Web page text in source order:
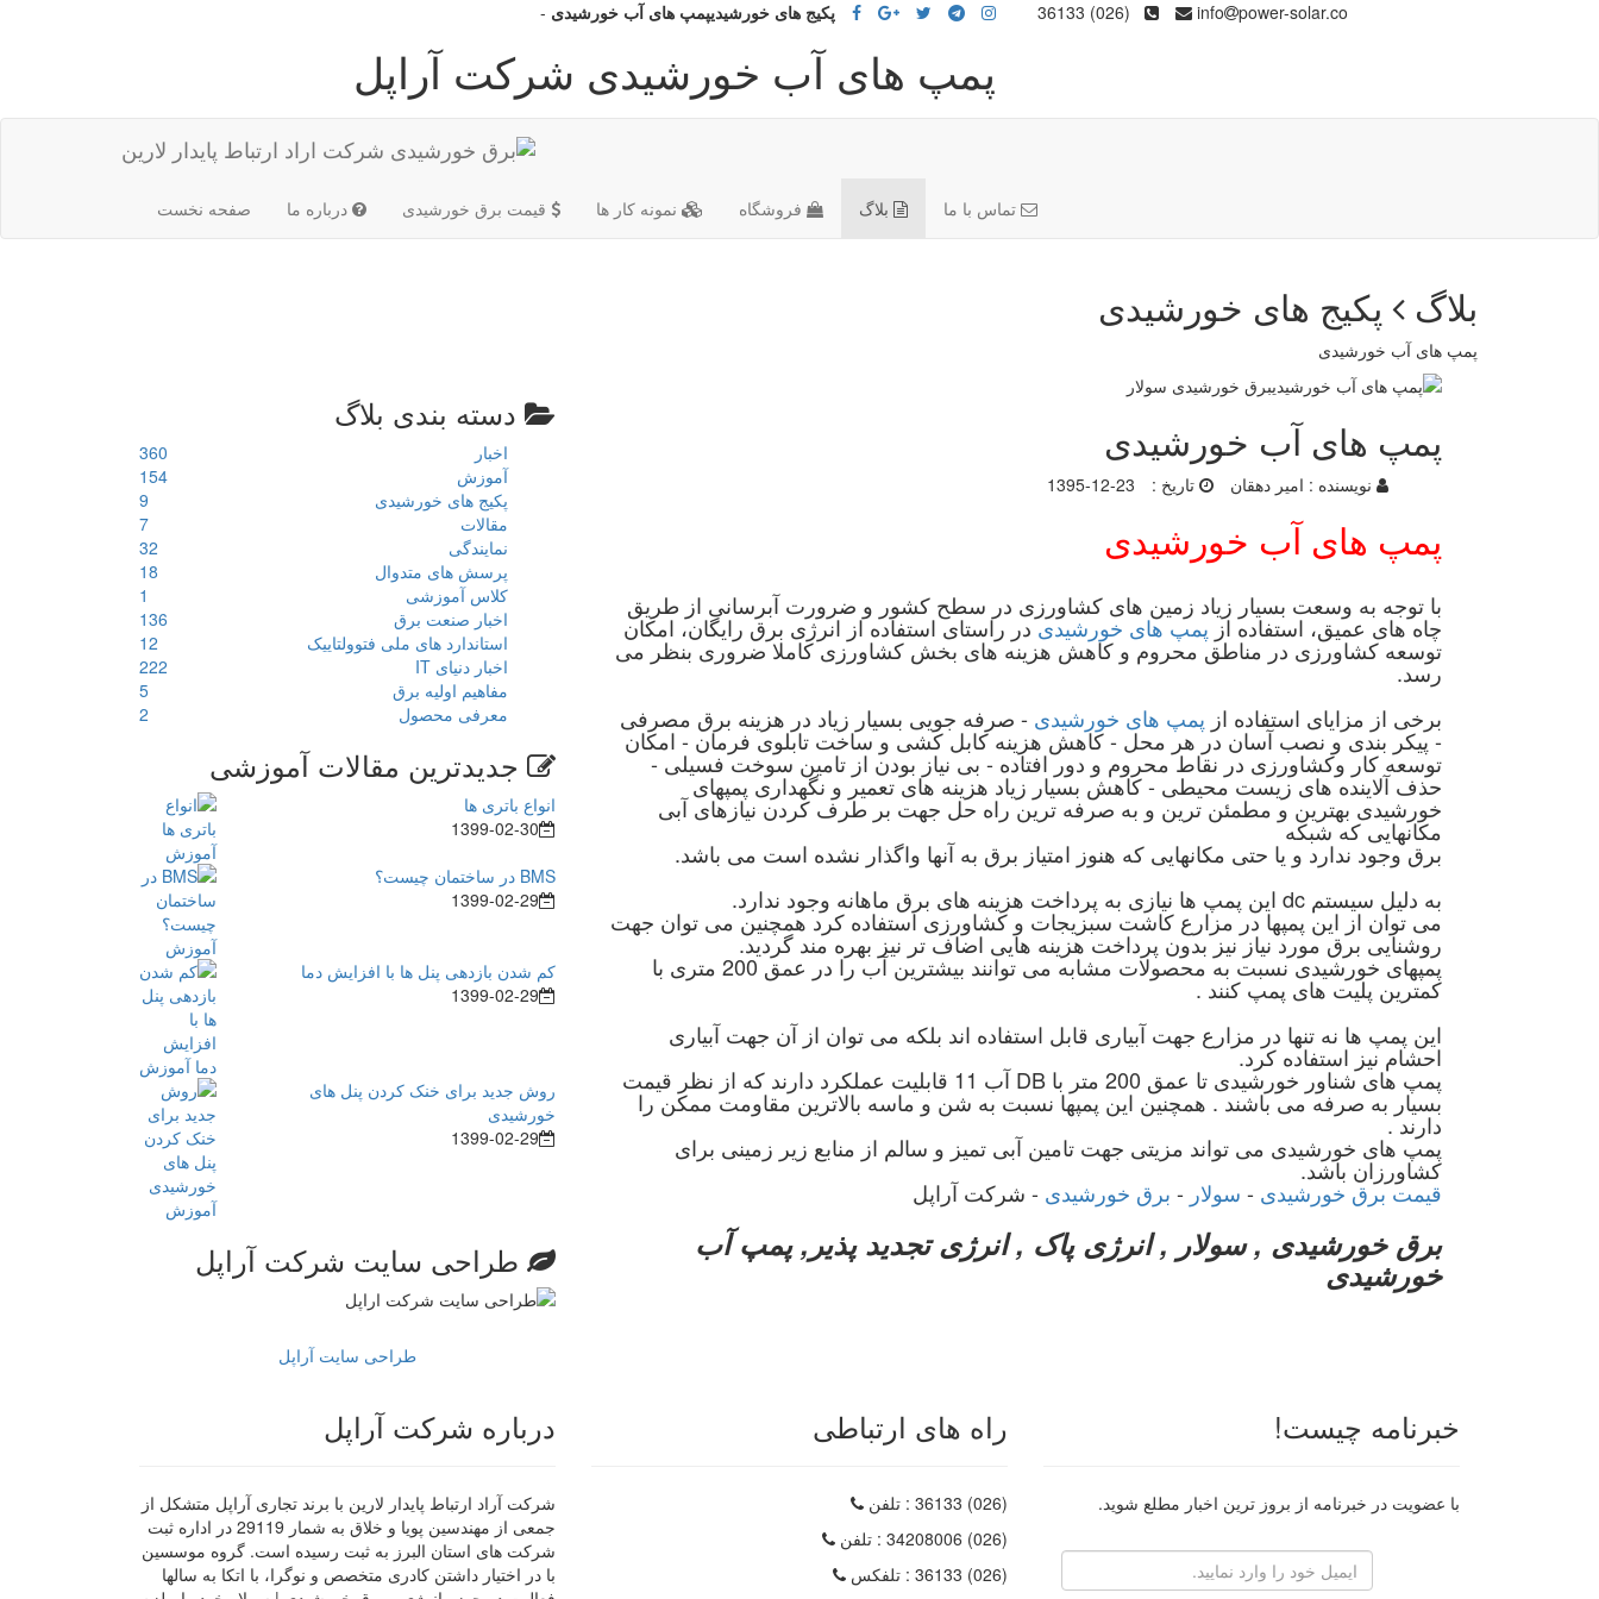
پکیج های خورشیدیپمپ های آب خورشیدی -
پمپ های آب خورشیدی شرکت آراپل
info power-solar.co
(026) 36133
صفحه نخست درباره ما قیمت برق خورشیدی نمونه کار ها فروشگاه بلاگ تماس با ما
بلاگ پکیج های خورشیدی
پمپ های آب خورشیدی
دسته بندی بلاگ
اخبار
360
آموزش
154
پکیج های خورشیدی
9
مقالات
7
نمایندگی
32
پرسش های متدوال
18
کلاس آموزشی
1
اخبار صنعت برق
136
استاندارد های ملی فتوولتاییک
12
اخبار دنیای IT
222
مفاهیم اولیه برق
5
معرفی محصول
2
جدیدترین مقالات آموزشی
انواع باتری ها
1399-02-30
BMS در ساختمان چیست؟
1399-02-29
کم شدن بازدهی پنل ها با افزایش دما
1399-02-29
روش جدید برای خنک کردن پنل های
خورشیدی
1399-02-29
طراحی سایت شرکت آراپل
طراحی سایت آراپل
پمپ های آب خورشیدی
نویسنده : امیر دهقان تاریخ : 1395-12-23
پمپ های آب خورشیدی
با توجه به وسعت بسیار زیاد زمین های کشاورزی در سطح کشور و ضرورت آبرسانی از طریق
چاه های عمیق، استفاده از پمپ های خورشیدیدر راستای استفاده از انرژی برق رایگان، امکان
توسعه کشاورزی در مناطق محروم و کاهش هزینه های بخش کشاورزی کاملا ضروری بنظر می
رسد.
برخی از مزایای استفاده از پمپ های خورشیدی - صرفه جویی بسیار زیاد در هزینه برق مصرفی
- پیکر بندی و نصب آسان در هر محل - کاهش هزینه کابل کشی و ساخت تابلوی فرمان - امکان
توسعه کار وکشاورزی در نقاط محروم و دور افتاده - بی نیاز بودن از تامین سوخت فسیلی -
حذف آلاینده های زیست محیطی - کاهش بسیار زیاد هزینه های تعمیر و نگهداری پمپهای
خورشیدی بهترین و مطمئن ترین و به صرفه ترین راه حل جهت بر طرف کردن نیازهای آبی
مکانهایی که شبکه
برق وجود ندارد و یا حتی مکانهایی که هنوز امتیاز برق به آنها واگذار نشده است می باشد.
به دلیل سیستم dc این پمپ ها نیازی به پرداخت هزینه های برق ماهانه وجود ندارد.
می توان از این پمپها در مزارع کاشت سبزیجات و کشاورزی استفاده کرد همچنین می توان جهت
روشنایی برق مورد نیاز نیز بدون پرداخت هزینه هایی اضاف تر نیز بهره مند گردید.
پمپهای خورشیدی نسبت به محصولات مشابه می توانند بیشترین آب را در عمق 200 متری با
کمترین پلیت های پمپ کنند .
این پمپ ها نه تنها در مزارع جهت آبیاری قابل استفاده اند بلکه می توان از آن جهت آبیاری
احشام نیز استفاده کرد.
پمپ های شناور خورشیدی تا عمق 200 متر با DB آب 11 قابلیت عملکرد دارند که از نظر قیمت
بسیار به صرفه می باشند . همچنین این پمپها نسبت به شن و ماسه بالاترین مقاومت ممکن را
دارند .
پمپ های خورشیدی می تواند مزیتی جهت تامین آبی تمیز و سالم از منابع زیر زمینی برای
کشاورزان باشد.
قیمت برق خورشیدی - سولار - برق خورشیدی - شرکت آراپل
برق خورشیدی , سولار , انرژی پاک , انرژی تجدید پذیر, پمپ آب
خورشیدی
درباره شرکت آراپل
شرکت آراد ارتباط پایدار لارین با برند تجاری آراپل متشکل از
جمعی از مهندسین پویا و خلاق به شمار 29119 در اداره ثبت
شرکت های استان البرز به ثبت رسیده است. گروه موسسین
با در اختیار داشتن کادری متخصص و نوگرا، با اتکا به سالها
راه های ارتباطی
(026) 36133
: تلفن
(026) 34208006
: تلفن
(026) 36133
: تلفکس
خبرنامه چیست!
با عضویت در خبرنامه از بروز ترین اخبار مطلع شوید.